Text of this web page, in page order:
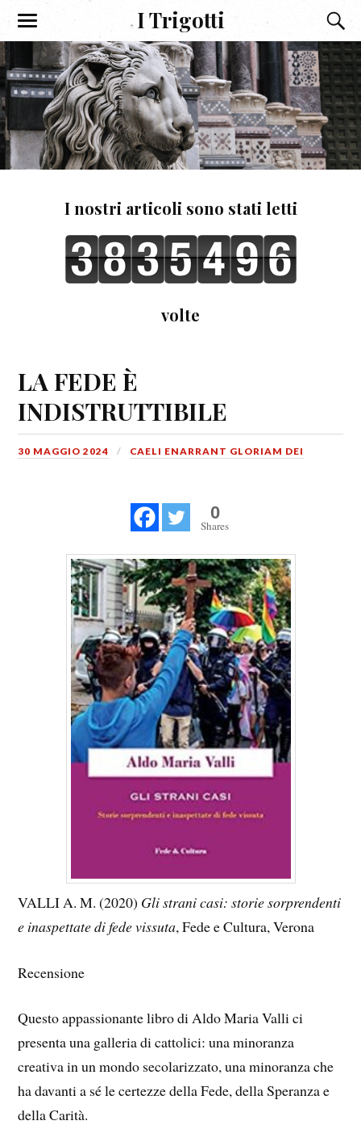
I Trigotti
I nostri articoli sono stati letti
volte
LA FEDE È
INDISTRUTTIBILE
30 MAGGIO 2024 CAELI ENARRANT GLORIAM DEI
0
Shares
VALLI A. M. (2020) Gli strani casi: storie sorprendenti
e inaspettate di fede vissuta, Fede e Cultura, Verona
Recensione
Questo appassionante libro di Aldo Maria Valli ci
presenta una galleria di cattolici: una minoranza
creativa in un mondo secolarizzato, una minoranza che
ha davanti a sé le certezze della Fede, della Speranza e
della Carità.